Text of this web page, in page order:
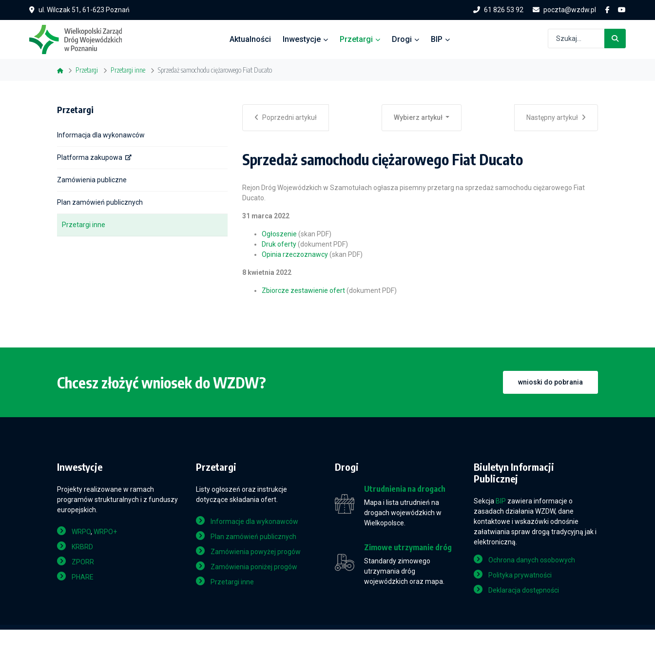
ul. Wilczak 51, 61-623 Poznań 61 826 53 92 poczta@wzdw.pl
Aktualności Inwestycje Przetargi Drogi BIP
Przetargi Przetargi inne Sprzedaż samochodu ciężarowego Fiat Ducato
Przetargi
Informacja dla wykonawców
Platforma zakupowa
Zamówienia publiczne
Plan zamówień publicznych
Przetargi inne
Poprzedni artykuł Wybierz artykuł Następny artykuł
Sprzedaż samochodu ciężarowego Fiat Ducato
Rejon Dróg Wojewódzkich w Szamotułach ogłasza pisemny przetarg na sprzedaż samochodu ciężarowego Fiat
Ducato.
31 marca 2022
Ogłoszenie (skan PDF)
Druk oferty(dokument PDF)
Opinia rzeczoznawcy(skan PDF)
8 kwietnia 2022
Zbiorcze zestawienie ofert(dokument PDF)
Chcesz złożyć wniosek do WZDW? wnioski do pobrania
Inwestycje
Projekty realizowane w ramach
programów strukturalnych i z funduszy
europejskich.
WRPO, WRPO+
KRBRD
ZPORR
PHARE
Przetargi
Listy ogłoszeń oraz instrukcje
dotyczące składania ofert.
Informacje dla wykonawców
Plan zamówień publicznych
Zamówienia powyżej progów
Zamówienia poniżej progów
Przetargi inne
Drogi
Utrudnienia na drogach
Mapa i lista utrudnień na
drogach wojewódzkich w
Wielkopolsce.
Zimowe utrzymanie dróg
Standardy zimowego
utrzymania dróg
wojewódzkich oraz mapa.
Biuletyn Informacji
Publicznej
Sekcja BIP zawiera informacje o
zasadach działania WZDW, dane
kontaktowe i wskazówki odnośnie
załatwiania spraw drogą tradycyjną jak i
elektroniczną.
Ochrona danych osobowych
Polityka prywatności
Deklaracja dostępności